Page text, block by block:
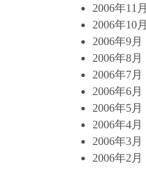
2006年11月
2006年10月
2006年9月
2006年8月
2006年7月
2006年6月
2006年5月
2006年4月
2006年3月
2006年2月